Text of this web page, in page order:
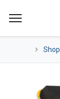
Shop